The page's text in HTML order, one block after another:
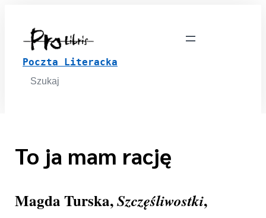
Poczta Literacka
Search
for:
To ja mam rację
Magda Turska,Szczęśliwostki,